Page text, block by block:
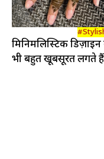
मिनिमलिस्टिक
भी बहुत खूबसूरत लगते